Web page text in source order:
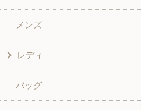
和風衣類
グッズ
ワンピース
シャツ・ブラウス
スカート・パンツ
メンズ
レディ
シャツ・ブラウス
バッグ